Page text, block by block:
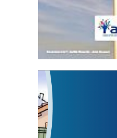
Statut de l’élu
3 avril 2024
Mise à jour avril 2024
FEUILLETER